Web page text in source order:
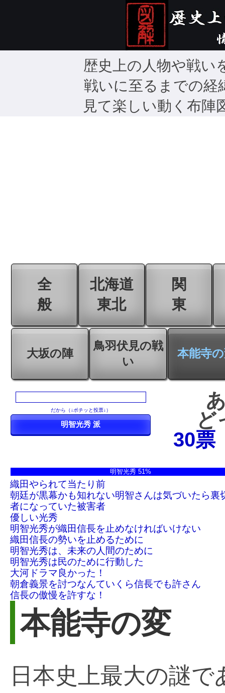
歴史上の人物や戦い
戦いに至るまでの経
見て楽しい動く布陣
全
般
北海道
東北
関
東
大坂の陣
鳥羽伏見の戦
い
本能寺
だから（↓ポチッと投票↓）
ど
30票
明智光秀 51%
織田やられて当たり前
朝廷が黒幕かも知れない明智さんは気づいたら裏
者になっていた被害者
優しい光秀
明智光秀が織田信長を止めなければいけない
織田信長の勢いを止めるために
明智光秀は、未来の人間のために
明智光秀は民のために行動した
大河ドラマ良かった！
朝倉義景を討つなんていくら信長でも許さん
信長の傲慢を許すな！
本能寺の変
日本史上最大の謎で